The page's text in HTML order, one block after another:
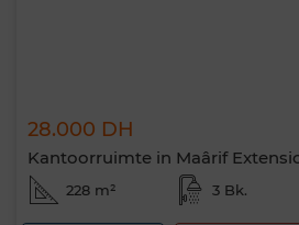
28.000 DH
Kantoorruimte in Maârif
228 m² 3 Bk.